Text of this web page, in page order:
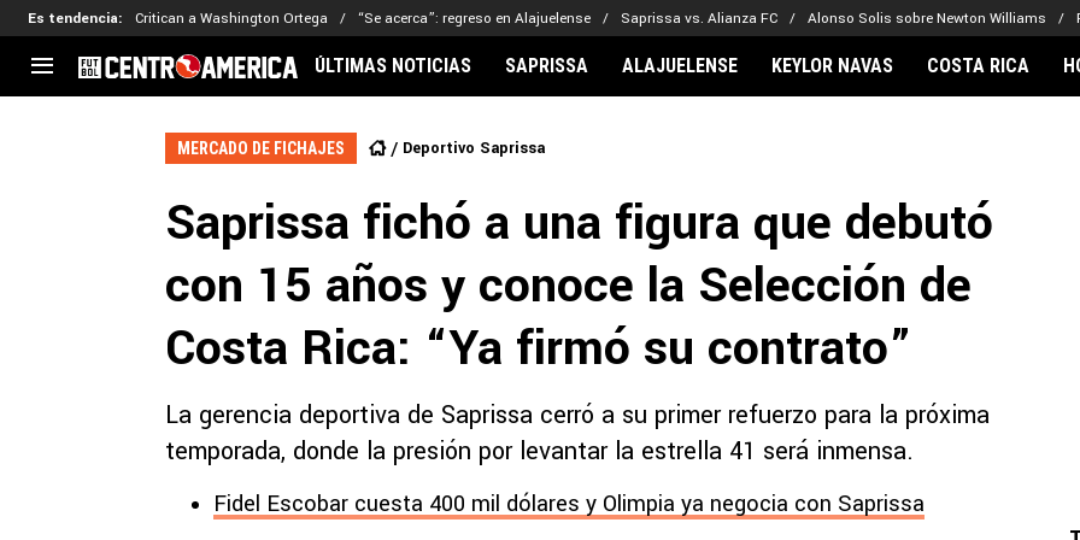
Es tendencia: Critican a Washington Ortega “Se acerca”: regreso en Alajuelense Saprissa vs. Alianza FC Alonso Solis sobre Newton Williams
CENTROAMÉRICA
El Salvador
CONCACAF
Liga de Naciones
Copa de Campeones
Copa Centroamericana
MLS
LEGIONARIOS
Kervin Arriaga
Adalberto Carrasquilla
Nathaniel Méndez-Laing
Alajuelense
Herediano
Comunicaciones
Olimpia
Real Estelí
Noticias
Real Madrid
ÚLTIMAS NOTICIAS SAPRISSA ALAJUELENSE KEYLOR NAVAS COSTA RICA
MERCADO DE FICHAJES Deportivo Saprissa
Saprissa fichó a una figura que debutó
con 15 años y conoce la Selección de
Costa Rica: “Ya firmó su contrato”
La gerencia deportiva de Saprissa cerró a su primer refuerzo para la próxima
temporada, donde la presión por levantar la estrella 41 será inmensa.
Fidel Escobar cuesta 400 mil dólares y Olimpia ya negocia con Saprissa